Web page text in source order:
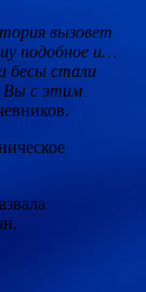
вызовет
подобное и…
бесы стали
Вы с этим